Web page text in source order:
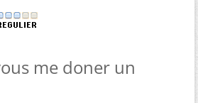
me doner un